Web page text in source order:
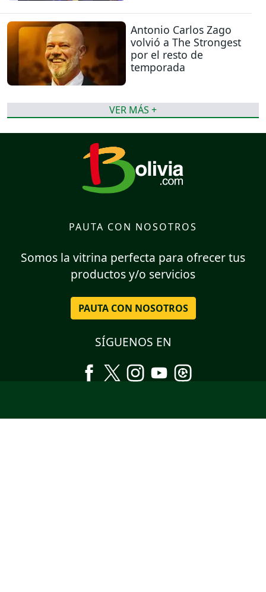
Antonio Carlos Zago
volvió a The Strongest
por el resto de
temporada
VER MÁS +
PAUTA CON NOSOTROS
Somos la vitrina perfecta para ofrecer tus
productos y/o servicios
PAUTA CON NOSOTROS
SÍGUENOS EN